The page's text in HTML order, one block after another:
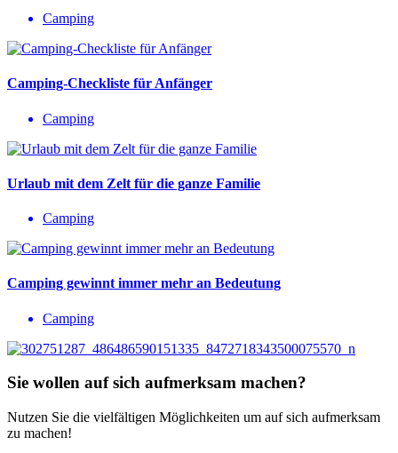
Camping
Camping-Checkliste für Anfänger
Camping
Urlaub mit dem Zelt für die ganze Familie
Camping
Camping gewinnt immer mehr an Bedeutung
Camping
Sie wollen auf sich aufmerksam machen?
Nutzen Sie die vielfältigen Möglichkeiten um auf sich aufmerksam
zu machen!